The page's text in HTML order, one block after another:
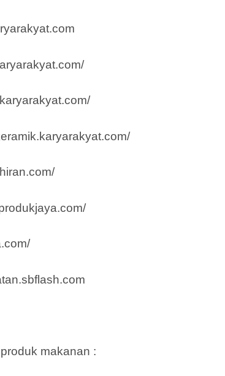
makanan :